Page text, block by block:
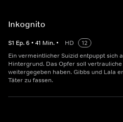
Inkognito
S1 Ep.6 • 41 Min. • HD
12
Ein vermeintlicher Suizid entpuppt sich
Hintergrund. Das Opfer soll
weitergegeben haben. Gibbs und Lala
Täter zu fassen.